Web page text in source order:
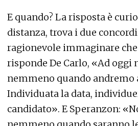
E quando? La risposta è
distanza, trova i due
ragionevole immaginare
risponde De Carlo, «Ad oggi
nemmeno quando andremo
Individuata la data,
candidato». E Speranzon: